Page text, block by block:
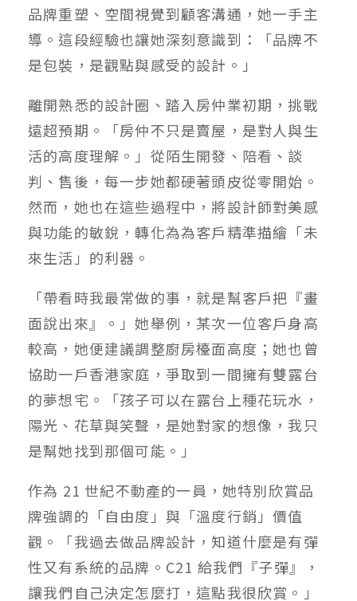
品牌重塑、空間視覺到顧客溝通，她一手主
導。這段經驗也讓她深刻意識到：「品牌不
是包裝，是觀點與感受的設計。」
離開熟悉的設計圈、踏入房仲業初期，挑戰
遠超預期。「房仲不只是賣屋，是對人與生
活的高度理解。」從陌生開發、陪看、談
判、售後，每一步她都硬著頭皮從零開始。
然而，她也在這些過程中，將設計師對美感
與功能的敏銳，轉化為為客戶精準描繪「未
來生活」的利器。
「帶看時我最常做的事，就是幫客戶把『畫
面說出來』。」她舉例，某次一位客戶身高
較高，她便建議調整廚房檯面高度；她也曾
協助一戶香港家庭，爭取到一間擁有雙露台
的夢想宅。「孩子可以在露台上種花玩水，
陽光、花草與笑聲，是她對家的想像，我只
是幫她找到那個可能。」
作為 21 世紀不動產的一員，她特別欣賞品
牌強調的「自由度」與「溫度行銷」價值
觀。「我過去做品牌設計，知道什麼是有彈
性又有系統的品牌。C21 給我們『子彈』，
讓我們自己決定怎麼打，這點我很欣賞。」